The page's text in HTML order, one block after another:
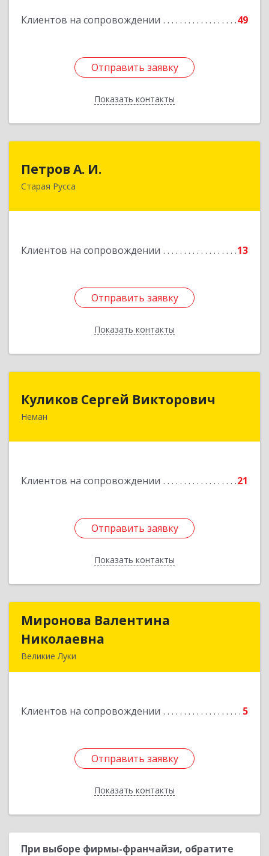
Клиентов на сопровождении 49
Отправить заявку
Показать контакты
Подробнее
Отправить заявку
Назад
Петров А. И.
Старая Русса
Клиентов на сопровождении 13
Отправить заявку
Показать контакты
Отправить заявку
Назад
Куликов Сергей Викторович
Неман
Клиентов на сопровождении 21
Отправить заявку
Показать контакты
Куликов Сергей Викторович
Отправить заявку
Назад
Миронова Валентина
Николаевна
Великие Луки
Клиентов на сопровождении 5
Отправить заявку
Показать контакты
Миронова Валентина
Отправить заявку
Назад
При выборе фирмы-франчайзи, обратите